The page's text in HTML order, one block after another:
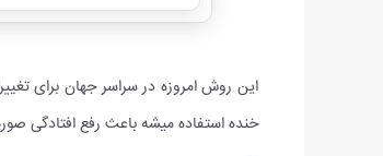
این روش امروزه در سراسر جهان برای
خنده استفاده میشه باعث رفع افتادگی